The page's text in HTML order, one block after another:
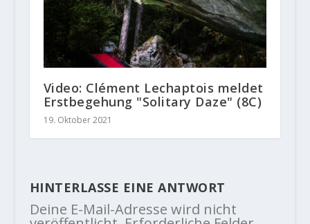
Video: Clément Lechaptois meldet
Erstbegehung "Solitary Daze" (8C)
19. Oktober 2021
HINTERLASSE EINE ANTWORT
Deine E-Mail-Adresse wird nicht